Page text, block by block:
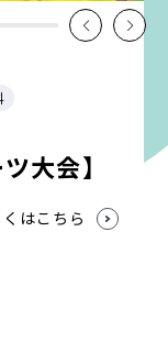
大会】
はこちら